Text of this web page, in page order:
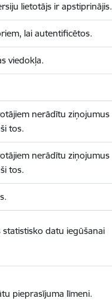
lietotājs ir apstiprinājis.
lai autentificētos.
viedokļa.
nerādītu ziņojumus
tos.
nerādītu ziņojumus
tos.
datu iegūšanai
pieprasījuma līmeni.